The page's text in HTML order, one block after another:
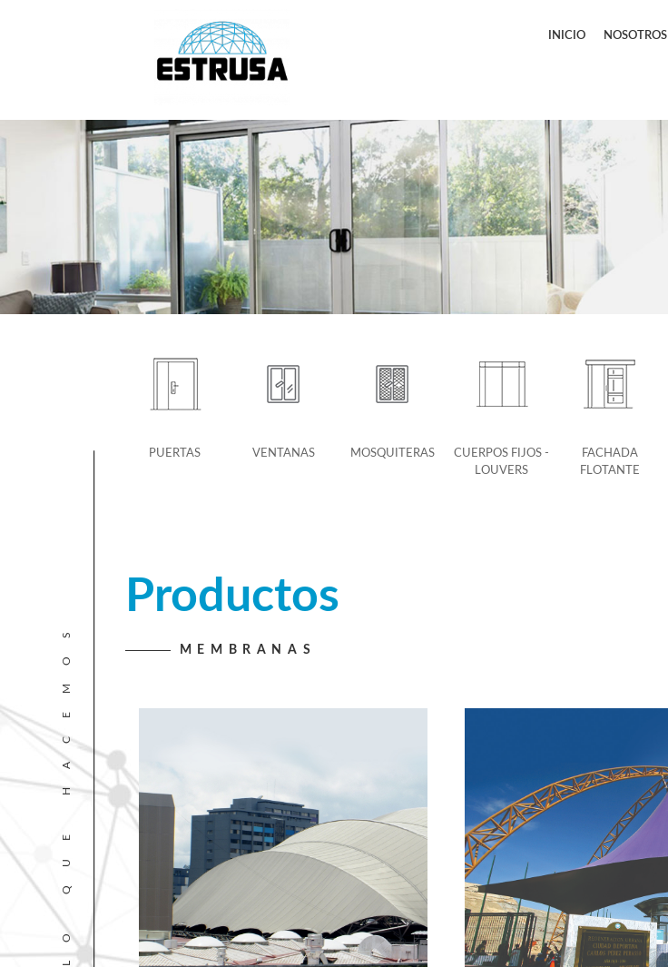
INICIO NOSOTROS
PUERTAS VENTANAS MOSQUITERAS
CUERPOS FIJOS -
LOUVERS
FACHADA
FLOTANTE
Productos
MEMBRANAS
LO QUE HACEMOS